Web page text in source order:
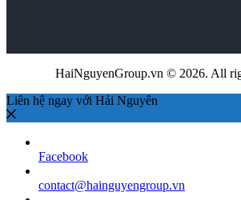
HaiNguyenGroup.vn © 2026. All
Liên hệ ngay với Hải Nguyên
Facebook
contact@hainguyengroup.vn